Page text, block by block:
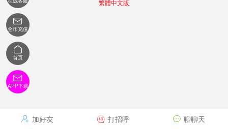
 加好友  打招呼  聊聊天
繁體中文版

金币充值

首页

APP下载